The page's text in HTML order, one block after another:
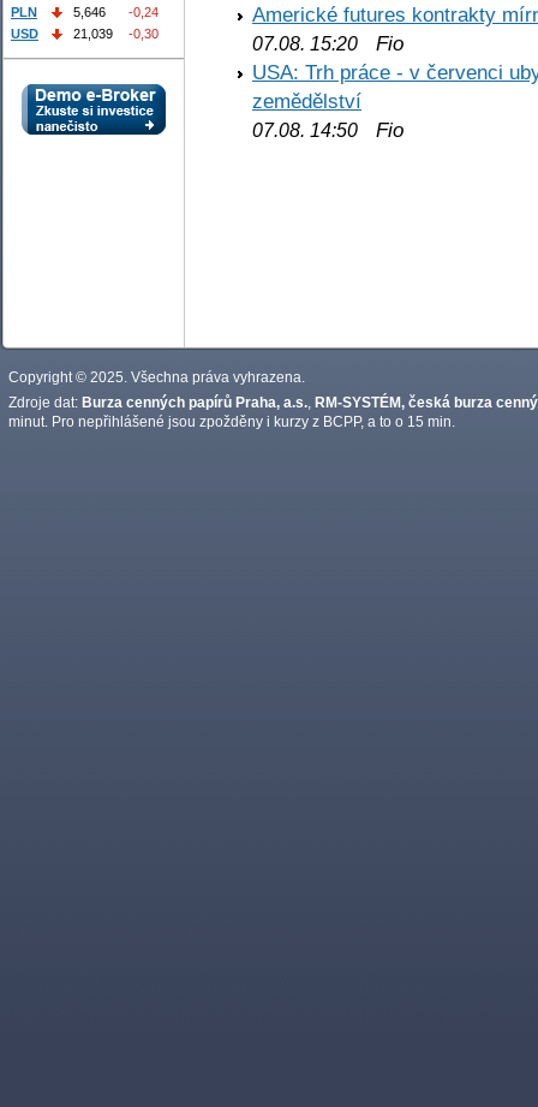
Americké futures kontrakty
07.08. 15:20 Fio
USA: Trh práce - v červenci
zemědělství
07.08. 14:50 Fio
PLN
5,646
-0,24
USD
21,039 -0,30
Copyright © 2025. Všechna práva vyhrazena.
Zdroje dat: Burza cenných papírů Praha, a.s. RM-SYSTÉM, česká burza
minut. Pro nepřihlášené jsou zpožděny i kurzy z BCPP, a to o 15 min.